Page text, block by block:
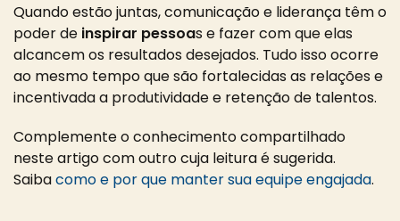
Quando estão juntas, comunicação e liderança têm o
poder de inspirar pessoas e fazer com que elas
alcancem os resultados desejados. Tudo isso ocorre
ao mesmo tempo que são fortalecidas as relações e
incentivada a produtividade e retenção de talentos.
Complemente o conhecimento compartilhado
neste artigo com outro cuja leitura é sugerida.
Saibacomo e por que manter sua equipe engajada.